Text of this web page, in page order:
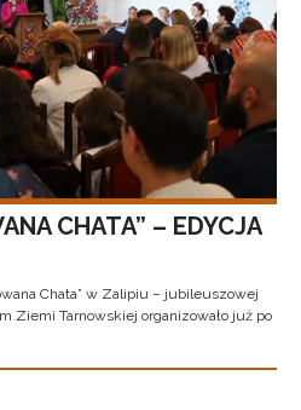
CHATA” – EDYCJA
Chata” w Zalipiu – jubileuszowej
Ziemi Tarnowskiej organizowało już po